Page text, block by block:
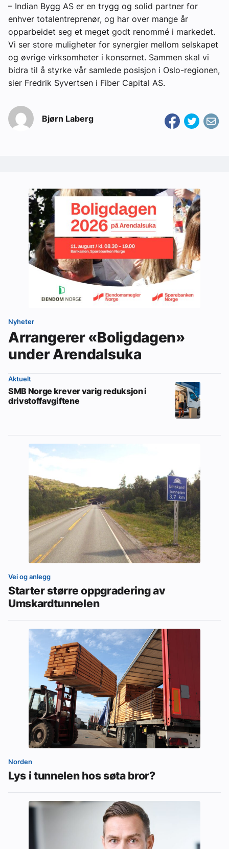
– Indian Bygg AS er en trygg og solid partner for
enhver totalentreprenør, og har over mange år
opparbeidet seg et meget godt renommé i markedet.
Vi ser store muligheter for synergier mellom selskapet
og øvrige virksomheter i konsernet. Sammen skal vi
bidra til å styrke vår samlede posisjon i Oslo-regionen,
sier Fredrik Syvertsen i Fiber Capital AS.
Bjørn Laberg
Nyheter
Arrangerer «Boligdagen»
under Arendalsuka
Aktuelt
SMB Norge krever varig reduksjon i
drivstoffavgiftene
Vei og anlegg
Starter større oppgradering av
Umskardtunnelen
Norden
Lys i tunnelen hos søta bror?